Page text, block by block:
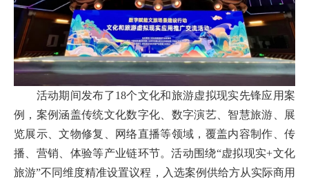
活动期间发布了18个文化和旅游虚拟现实先锋应用案
例，案例涵盖传统文化数字化、数字演艺、智慧旅游、展
览展示、文物修复、网络直播等领域，覆盖内容制作、传
播、营销、体验等产业链环节。活动围绕“虚拟现实+文化
旅游”不同维度精准设置议程，入选案例供给方从实际商用